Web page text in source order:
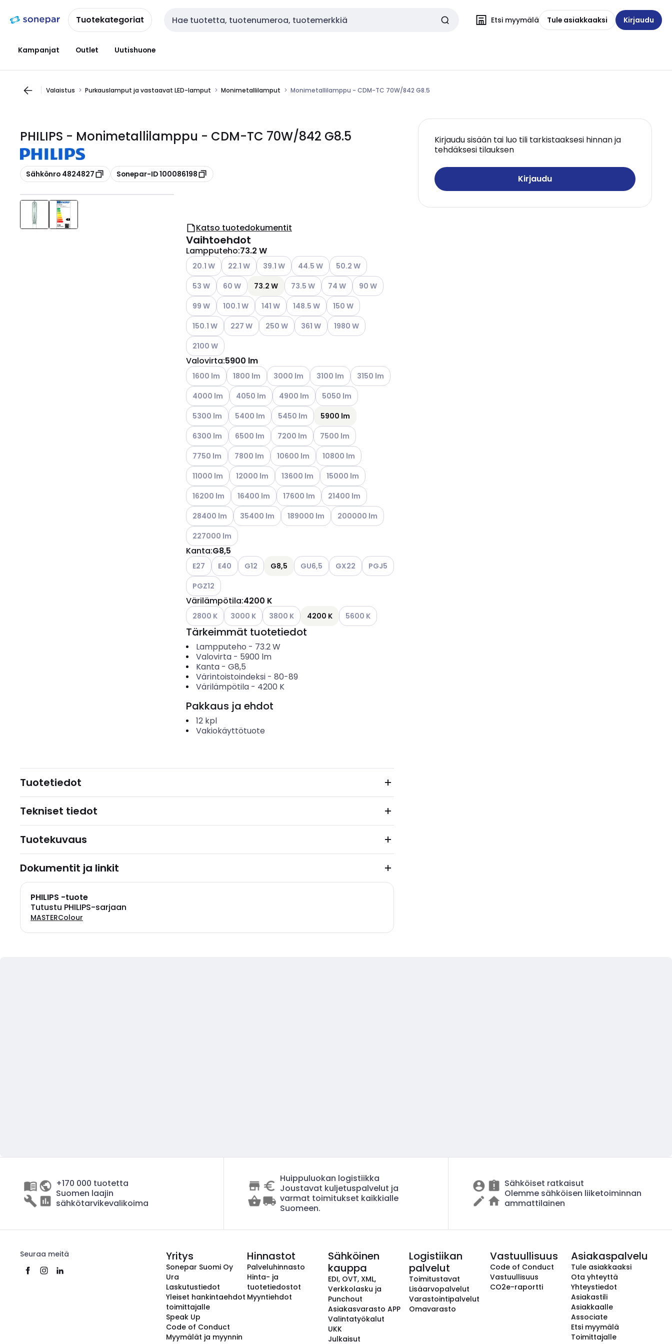
navigointiinsisältöönTuotekategoriat Haku Etsi myymälä Tule asiakkaaksi Kirjaudu
Kampanjat Outlet Uutishuone
Valaistus Purkauslamput ja vastaavat LED-lamput Monimetallilamput Monimetallilamppu - CDM-TC 70W/842 G8.5
PHILIPS - Monimetallilamppu - CDM-TC 70W/842 G8.5
Kopioi
Sähkönro 4824827 Kopioi
Sonepar-ID 100086198
Kirjaudu sisään tai luo tili tarkistaaksesi hinnan ja
tehdäksesi tilauksen
Kirjaudu
Katso tuotedokumentit
Vaihtoehdot
Lampputeho:73.2 W
Katso käytettävissä olevat vaihtoehdot
20.1 W Katso käytettävissä olevat vaihtoehdot
22.1 W Katso käytettävissä olevat vaihtoehdot
39.1 W Katso käytettävissä olevat vaihtoehdot
44.5 W Katso käytettävissä olevat vaihtoehdot
50.2 W
Katso käytettävissä olevat vaihtoehdot
53 W Katso käytettävissä olevat vaihtoehdot
60 W 73.2 W Katso käytettävissä olevat vaihtoehdot
73.5 W Katso käytettävissä olevat vaihtoehdot
74 W Katso käytettävissä olevat vaihtoehdot
90 W
Katso käytettävissä olevat vaihtoehdot
99 W Katso käytettävissä olevat vaihtoehdot
100.1 W Katso käytettävissä olevat vaihtoehdot
141 W Katso käytettävissä olevat vaihtoehdot
148.5 W Katso käytettävissä olevat vaihtoehdot
150 W
Katso käytettävissä olevat vaihtoehdot
150.1 W Katso käytettävissä olevat vaihtoehdot
227 W Katso käytettävissä olevat vaihtoehdot
250 W Katso käytettävissä olevat vaihtoehdot
361 W Katso käytettävissä olevat vaihtoehdot
1980 W
Katso käytettävissä olevat vaihtoehdot
2100 W
Valovirta:5900 lm
Katso käytettävissä olevat vaihtoehdot
1600 lm Katso käytettävissä olevat vaihtoehdot
1800 lm Katso käytettävissä olevat vaihtoehdot
3000 lm Katso käytettävissä olevat vaihtoehdot
3100 lm Katso käytettävissä olevat vaihtoehdot
3150 lm
Katso käytettävissä olevat vaihtoehdot
4000 lm Katso käytettävissä olevat vaihtoehdot
4050 lm Katso käytettävissä olevat vaihtoehdot
4900 lm Katso käytettävissä olevat vaihtoehdot
5050 lm
Katso käytettävissä olevat vaihtoehdot
5300 lm Katso käytettävissä olevat vaihtoehdot
5400 lm Katso käytettävissä olevat vaihtoehdot
5450 lm
5900 lm
Katso käytettävissä olevat vaihtoehdot
6300 lm Katso käytettävissä olevat vaihtoehdot
6500 lm Katso käytettävissä olevat vaihtoehdot
7200 lm Katso käytettävissä olevat vaihtoehdot
7500 lm
Katso käytettävissä olevat vaihtoehdot
7750 lm Katso käytettävissä olevat vaihtoehdot
7800 lm Katso käytettävissä olevat vaihtoehdot
10600 lm Katso käytettävissä olevat vaihtoehdot
10800 lm
Katso käytettävissä olevat vaihtoehdot
11000 lm Katso käytettävissä olevat vaihtoehdot
12000 lm Katso käytettävissä olevat vaihtoehdot
13600 lm Katso käytettävissä olevat vaihtoehdot
15000 lm
Katso käytettävissä olevat vaihtoehdot
16200 lm Katso käytettävissä olevat vaihtoehdot
16400 lm Katso käytettävissä olevat vaihtoehdot
17600 lm Katso käytettävissä olevat vaihtoehdot
21400 lm
Katso käytettävissä olevat vaihtoehdot
28400 lm Katso käytettävissä olevat vaihtoehdot
35400 lm Katso käytettävissä olevat vaihtoehdot
189000 lm Katso käytettävissä olevat vaihtoehdot
200000 lm
Katso käytettävissä olevat vaihtoehdot
227000 lm
Kanta:G8,5
Katso käytettävissä olevat vaihtoehdot
E27 Katso käytettävissä olevat vaihtoehdot
E40 Katso käytettävissä olevat vaihtoehdot
G12 G8,5 Katso käytettävissä olevat vaihtoehdot
GU6,5 Katso käytettävissä olevat vaihtoehdot
GX22 Katso käytettävissä olevat vaihtoehdot
PGJ5
Katso käytettävissä olevat vaihtoehdot
PGZ12
Värilämpötila:4200 K
Katso käytettävissä olevat vaihtoehdot
2800 K Katso käytettävissä olevat vaihtoehdot
3000 K Katso käytettävissä olevat vaihtoehdot
3800 K 4200 K Katso käytettävissä olevat vaihtoehdot
5600 K
Tärkeimmät tuotetiedot
Lampputeho - 73.2W
Valovirta- 5900 lm
Kanta- G8,5
Värintoistoindeksi- 80-89
Värilämpötila- 4200 K
Pakkaus ja ehdot
12 kpl
Vakiokäyttötuote
Tuotetiedot
Tekniset tiedot
Tuotekuvaus
Dokumentit ja linkit
PHILIPS -tuote
Tutustu PHILIPS-sarjaan
MASTERColour
+170 000 tuotetta
Suomen laajin
sähkötarvikevalikoima
Huippuluokan logistiikka
Joustavat kuljetuspalvelut ja
varmat toimitukset kaikkialle
Suomeen.
Sähköiset ratkaisut
Olemme sähköisen liiketoiminnan
ammattilainen
Seuraa meitä Yritys
Sonepar Suomi Oy
Ura
Laskutustiedot
Yleiset hankintaehdot
toimittajalle
Speak Up
Code of Conduct
Myymälät ja myynnin
Hinnastot
Palveluhinnasto
Hinta- ja
tuotetiedostot
Myyntiehdot
Sähköinen
kauppa
EDI, OVT, XML,
Verkkolasku ja
Punchout
Asiakasvarasto APP
Valintatyökalut
UKK
Julkaisut
Logistiikan
palvelut
Toimitustavat
Lisäarvopalvelut
Varastointipalvelut
Omavarasto
Vastuullisuus
Code of Conduct
Vastuullisuus
CO2e-raportti
Asiakaspalvelu
Tule asiakkaaksi
Ota yhteyttä
Yhteystiedot
Asiakastili
Asiakkaalle
Associate
Etsi myymälä
Toimittajalle